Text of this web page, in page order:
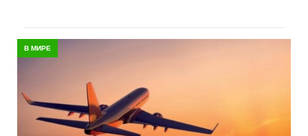
В МИРЕ